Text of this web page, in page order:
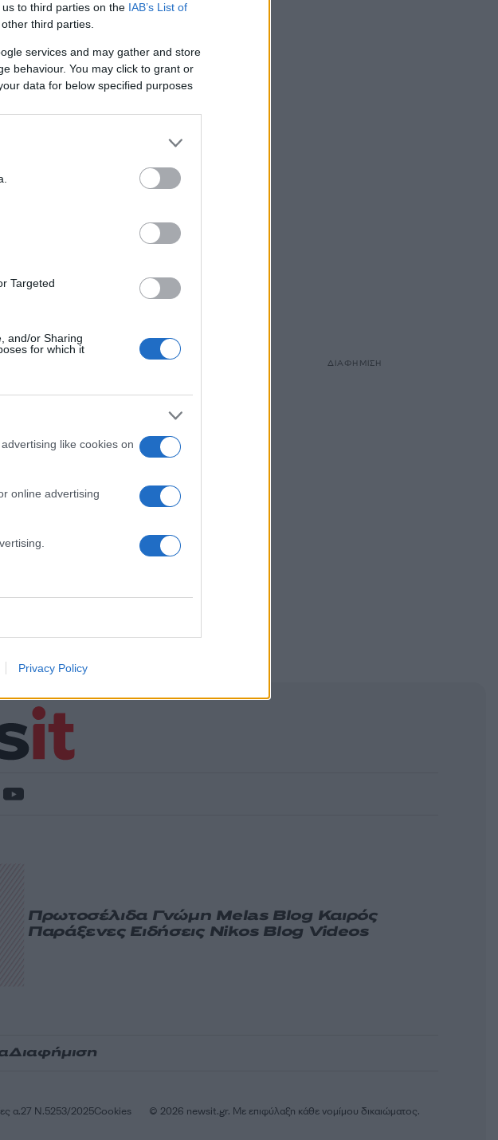
to third parties on the IAB’s List of
third parties.
services and may gather and store
behaviour. You may click to grant or
data for below specified purposes
Targeted
and/or Sharing
for which it
like cookies on
online advertising
Privacy Policy
ΔΙΑΦΗΜΙΣΗ
Πρωτοσέλιδα Γνώμη Melas Blog Καιρός
Παράξενες Ειδήσεις Nikos Blog Videos
Διαφήμιση
α.27 Ν.5253/2025Cookies © 2026 newsit.gr. Με επιφύλαξη κάθε νομίμου δικαιώματος.